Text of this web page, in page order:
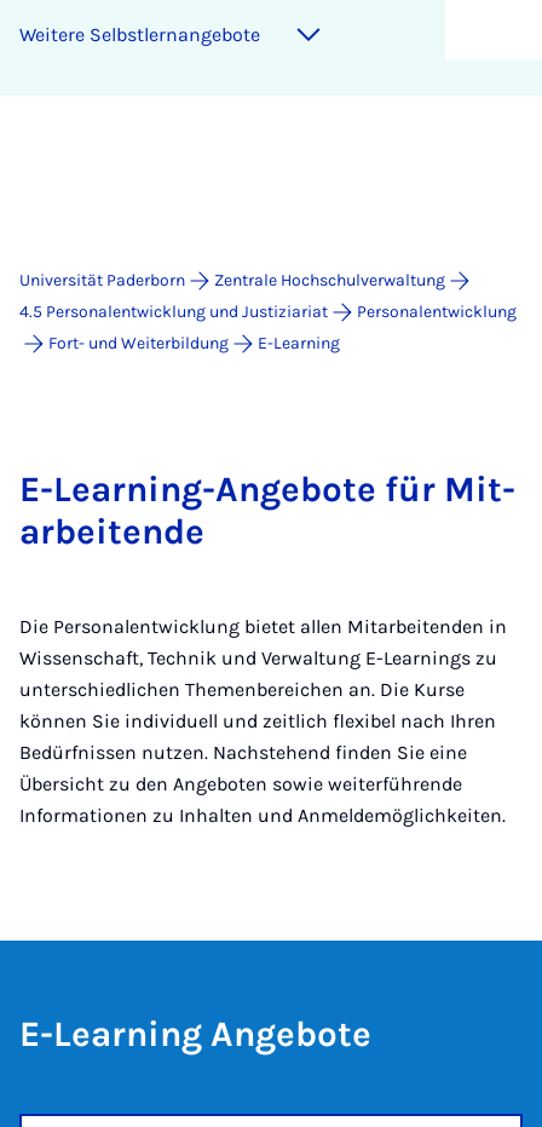
Weitere Selbstlernangebote
Universität Paderborn
Zentrale Hochschulverwaltung
4.5 Personalentwicklung und Justiziariat
Personalentwicklung
Fort- und Weiterbildung
E-Learning
E-Lea­r­­ning-An­­ge­­bo­te für Mit­­
a­r­­bei­ten­­de
Die Personalentwicklung bietet allen Mitarbeitenden in
Wissenschaft, Technik und Verwaltung E-Learnings zu
unterschiedlichen Themenbereichen an. Die Kurse
können Sie individuell und zeitlich flexibel nach Ihren
Bedürfnissen nutzen. Nachstehend finden Sie eine
Übersicht zu den Angeboten sowie weiterführende
Informationen zu Inhalten und Anmeldemöglichkeiten.
E-Lear­ning An­ge­bo­te